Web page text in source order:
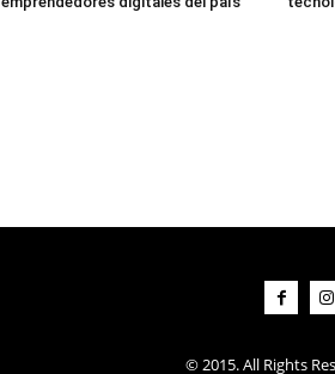
© 2015. All Rights